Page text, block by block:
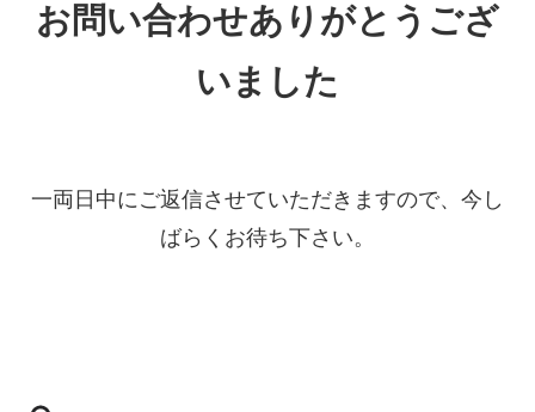
ログイン
お問い合わせありがとうござ
いました
一両日中にご返信させていただきますので、今し
ばらくお待ち下さい。